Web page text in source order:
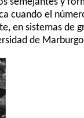
semejantes y
cuando el
en sistemas de
de